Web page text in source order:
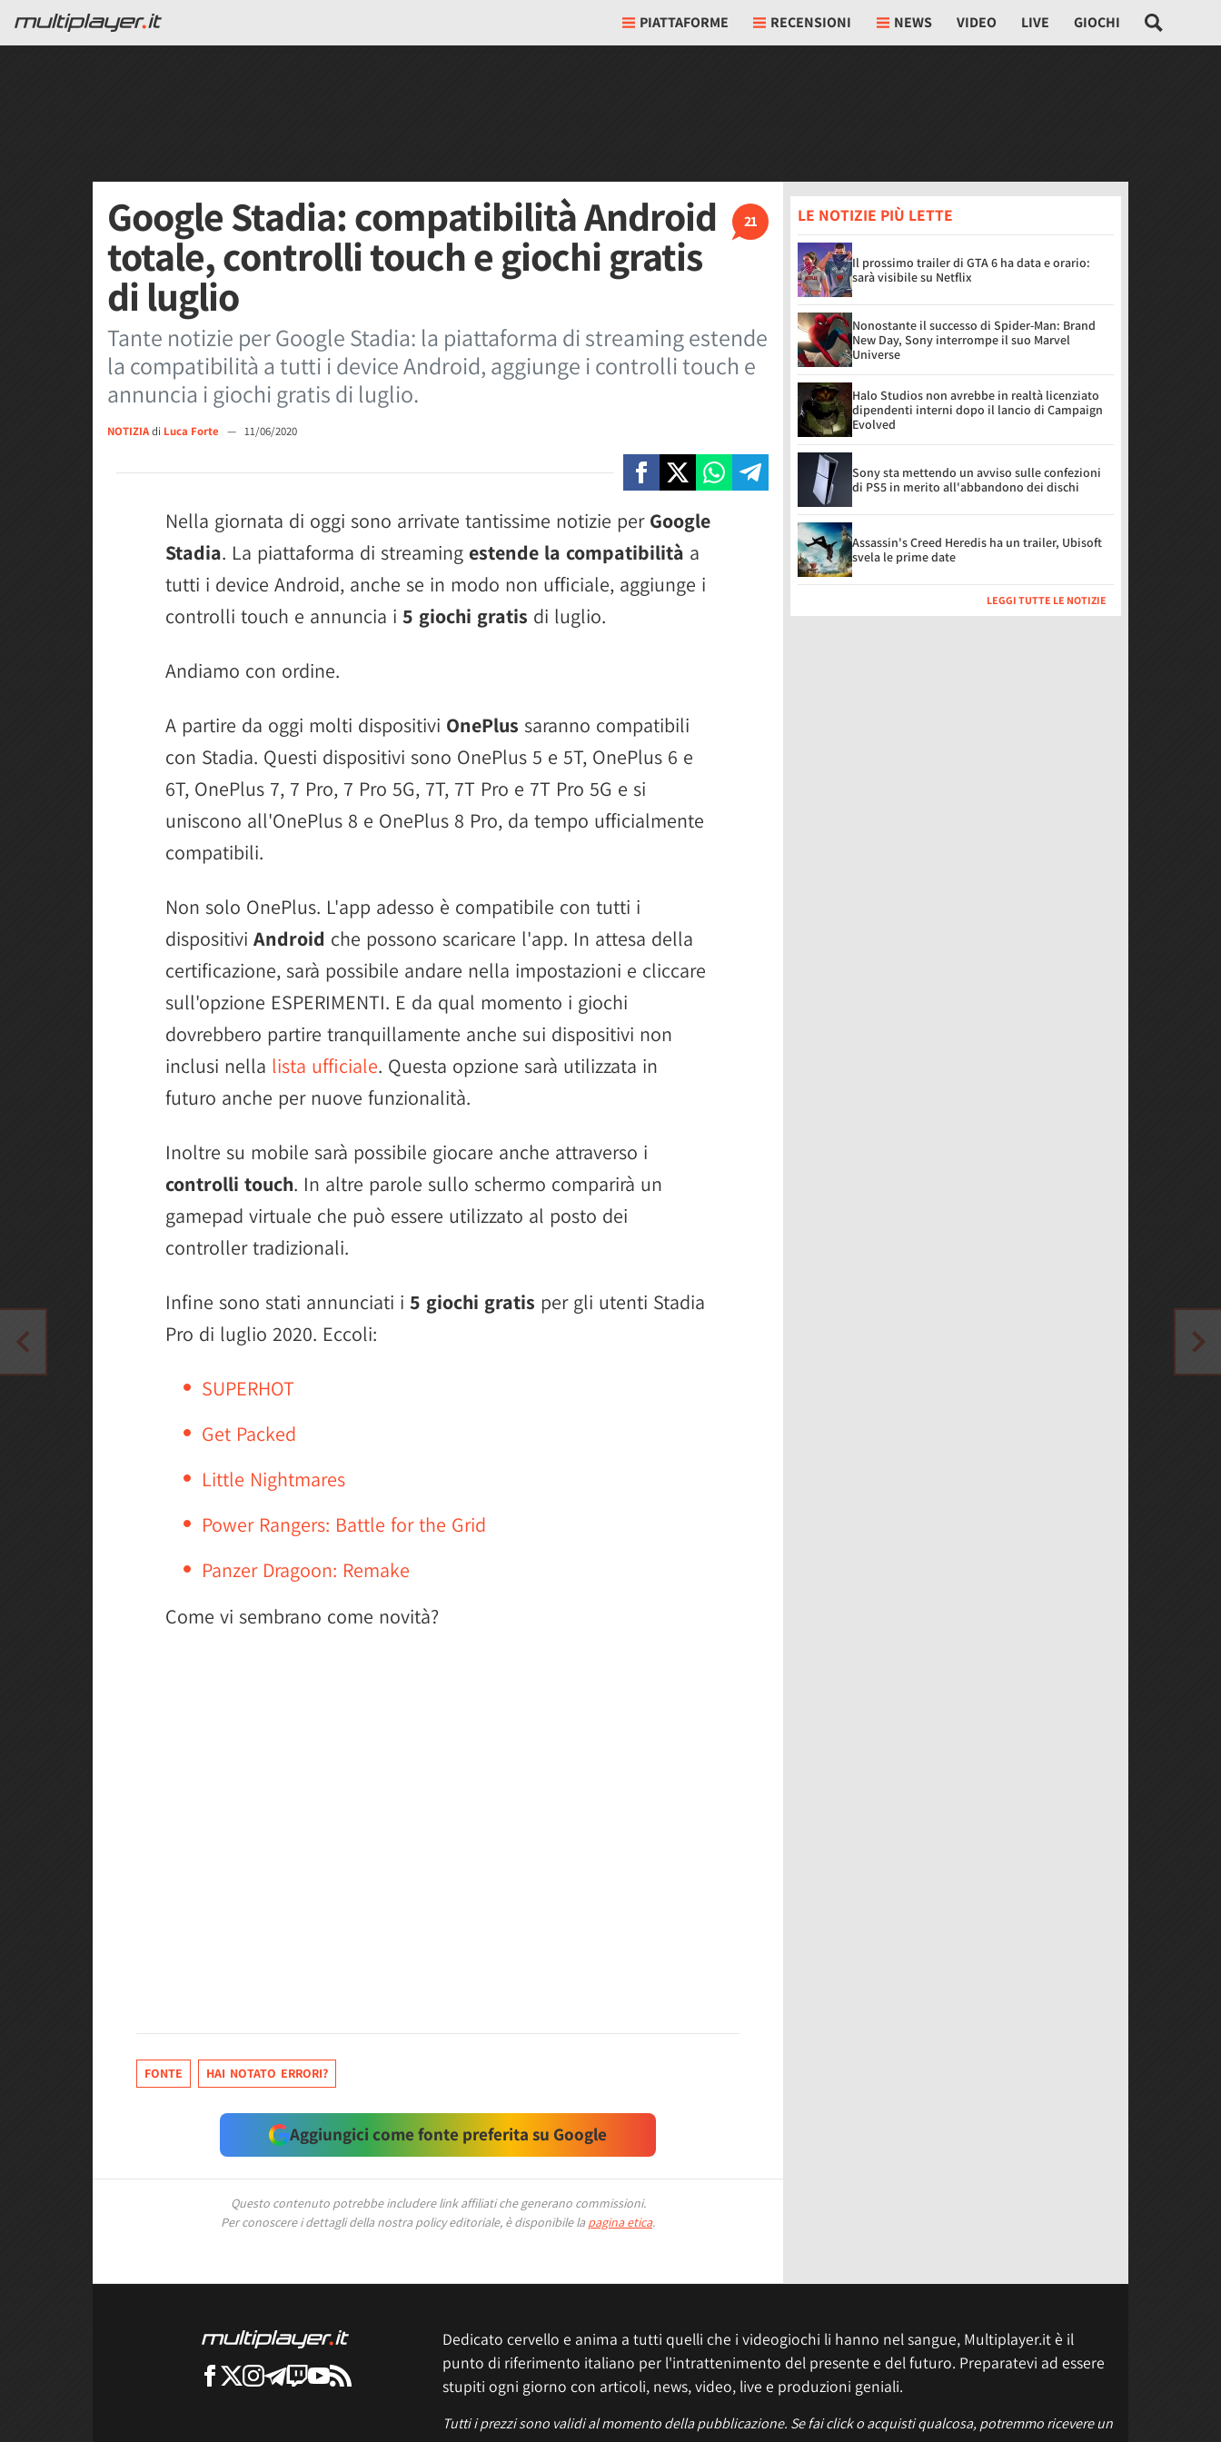
PIATTAFORME RECENSIONI NEWS VIDEO LIVE GIOCHI
21
Google Stadia: compatibilità Android
totale, controlli touch e giochi gratis
di luglio
Tante notizie per Google Stadia: la piattaforma di streaming estende
la compatibilità a tutti i device Android, aggiunge i controlli touch e
annuncia i giochi gratis di luglio.
NOTIZIAdi Luca Forte — 11/06/2020
Nella giornata di oggi sono arrivate tantissime notizie per Google
Stadia. La piattaforma di streaming estende la compatibilità a
tutti i device Android, anche se in modo non ufficiale, aggiunge i
controlli touch e annuncia i 5 giochi gratis di luglio.
Andiamo con ordine.
A partire da oggi molti dispositivi OnePlus saranno compatibili
con Stadia. Questi dispositivi sono OnePlus 5 e 5T, OnePlus 6 e
6T, OnePlus 7, 7 Pro, 7 Pro 5G, 7T, 7T Pro e 7T Pro 5G e si
uniscono all'OnePlus 8 e OnePlus 8 Pro, da tempo ufficialmente
compatibili.
Non solo OnePlus. L'app adesso è compatibile con tutti i
dispositivi Android che possono scaricare l'app. In attesa della
certificazione, sarà possibile andare nella impostazioni e cliccare
sull'opzione ESPERIMENTI. E da qual momento i giochi
dovrebbero partire tranquillamente anche sui dispositivi non
inclusi nella lista ufficiale. Questa opzione sarà utilizzata in
futuro anche per nuove funzionalità.
Inoltre su mobile sarà possibile giocare anche attraverso i
controlli touch. In altre parole sullo schermo comparirà un
gamepad virtuale che può essere utilizzato al posto dei
controller tradizionali.
Infine sono stati annunciati i 5 giochi gratis per gli utenti Stadia
Pro di luglio 2020. Eccoli:
SUPERHOT
Get Packed
Little Nightmares
Power Rangers: Battle for the Grid
Panzer Dragoon: Remake
Come vi sembrano come novità?
FONTE HAI NOTATO ERRORI?
Aggiungici come fonte preferita su Google
Questo contenuto potrebbe includere link affiliati che generano commissioni.
Per conoscere i dettagli della nostra policy editoriale, è disponibile la pagina etica.
LE NOTIZIE PIÙ LETTE
Il prossimo trailer di GTA 6 ha data e orario:
sarà visibile su Netflix
Nonostante il successo di Spider-Man: Brand
New Day, Sony interrompe il suo Marvel
Universe
Halo Studios non avrebbe in realtà licenziato
dipendenti interni dopo il lancio di Campaign
Evolved
Sony sta mettendo un avviso sulle confezioni
di PS5 in merito all'abbandono dei dischi
Assassin's Creed Heredis ha un trailer, Ubisoft
svela le prime date
LEGGI TUTTE LE NOTIZIE
Dedicato cervello e anima a tutti quelli che i videogiochi li hanno nel sangue, Multiplayer.it è il
punto di riferimento italiano per l'intrattenimento del presente e del futuro. Preparatevi ad essere
stupiti ogni giorno con articoli, news, video, live e produzioni geniali.
Tutti i prezzi sono validi al momento della pubblicazione. Se fai click o acquisti qualcosa, potremmo ricevere un